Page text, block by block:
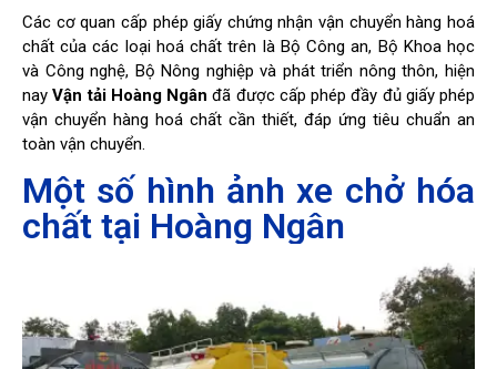
Các cơ quan cấp phép giấy chứng nhận vận chuyển hàng hoá
chất của các loại hoá chất trên là Bộ Công an, Bộ Khoa học
và Công nghệ, Bộ Nông nghiệp và phát triển nông thôn, hiện
nayVận tải Hoàng Ngân đã được cấp phép đầy đủ giấy phép
vận chuyển hàng hoá chất cần thiết, đáp ứng tiêu chuẩn an
toàn vận chuyển.
Một số hình ảnh xe chở hóa
chất tại Hoàng Ngân